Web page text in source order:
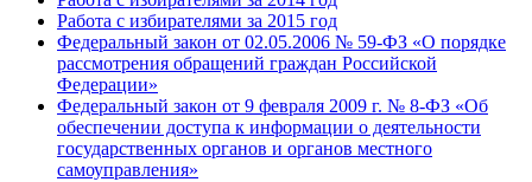
Работа с избирателями за 2015 год
Федеральный закон от 02.05.2006 № 59-ФЗ «О порядке
рассмотрения обращений граждан Российской
Федерации»
Федеральный закон от 9 февраля 2009 г. № 8-ФЗ «Об
обеспечении доступа к информации о деятельности
государственных органов и органов местного
самоуправления»